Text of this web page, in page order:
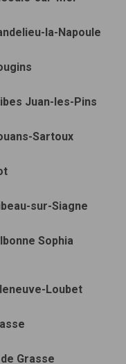
la-Napoule
Juan-les-Pins
Sartoux
sur-Siagne
Sophia
Loubet
Grasse